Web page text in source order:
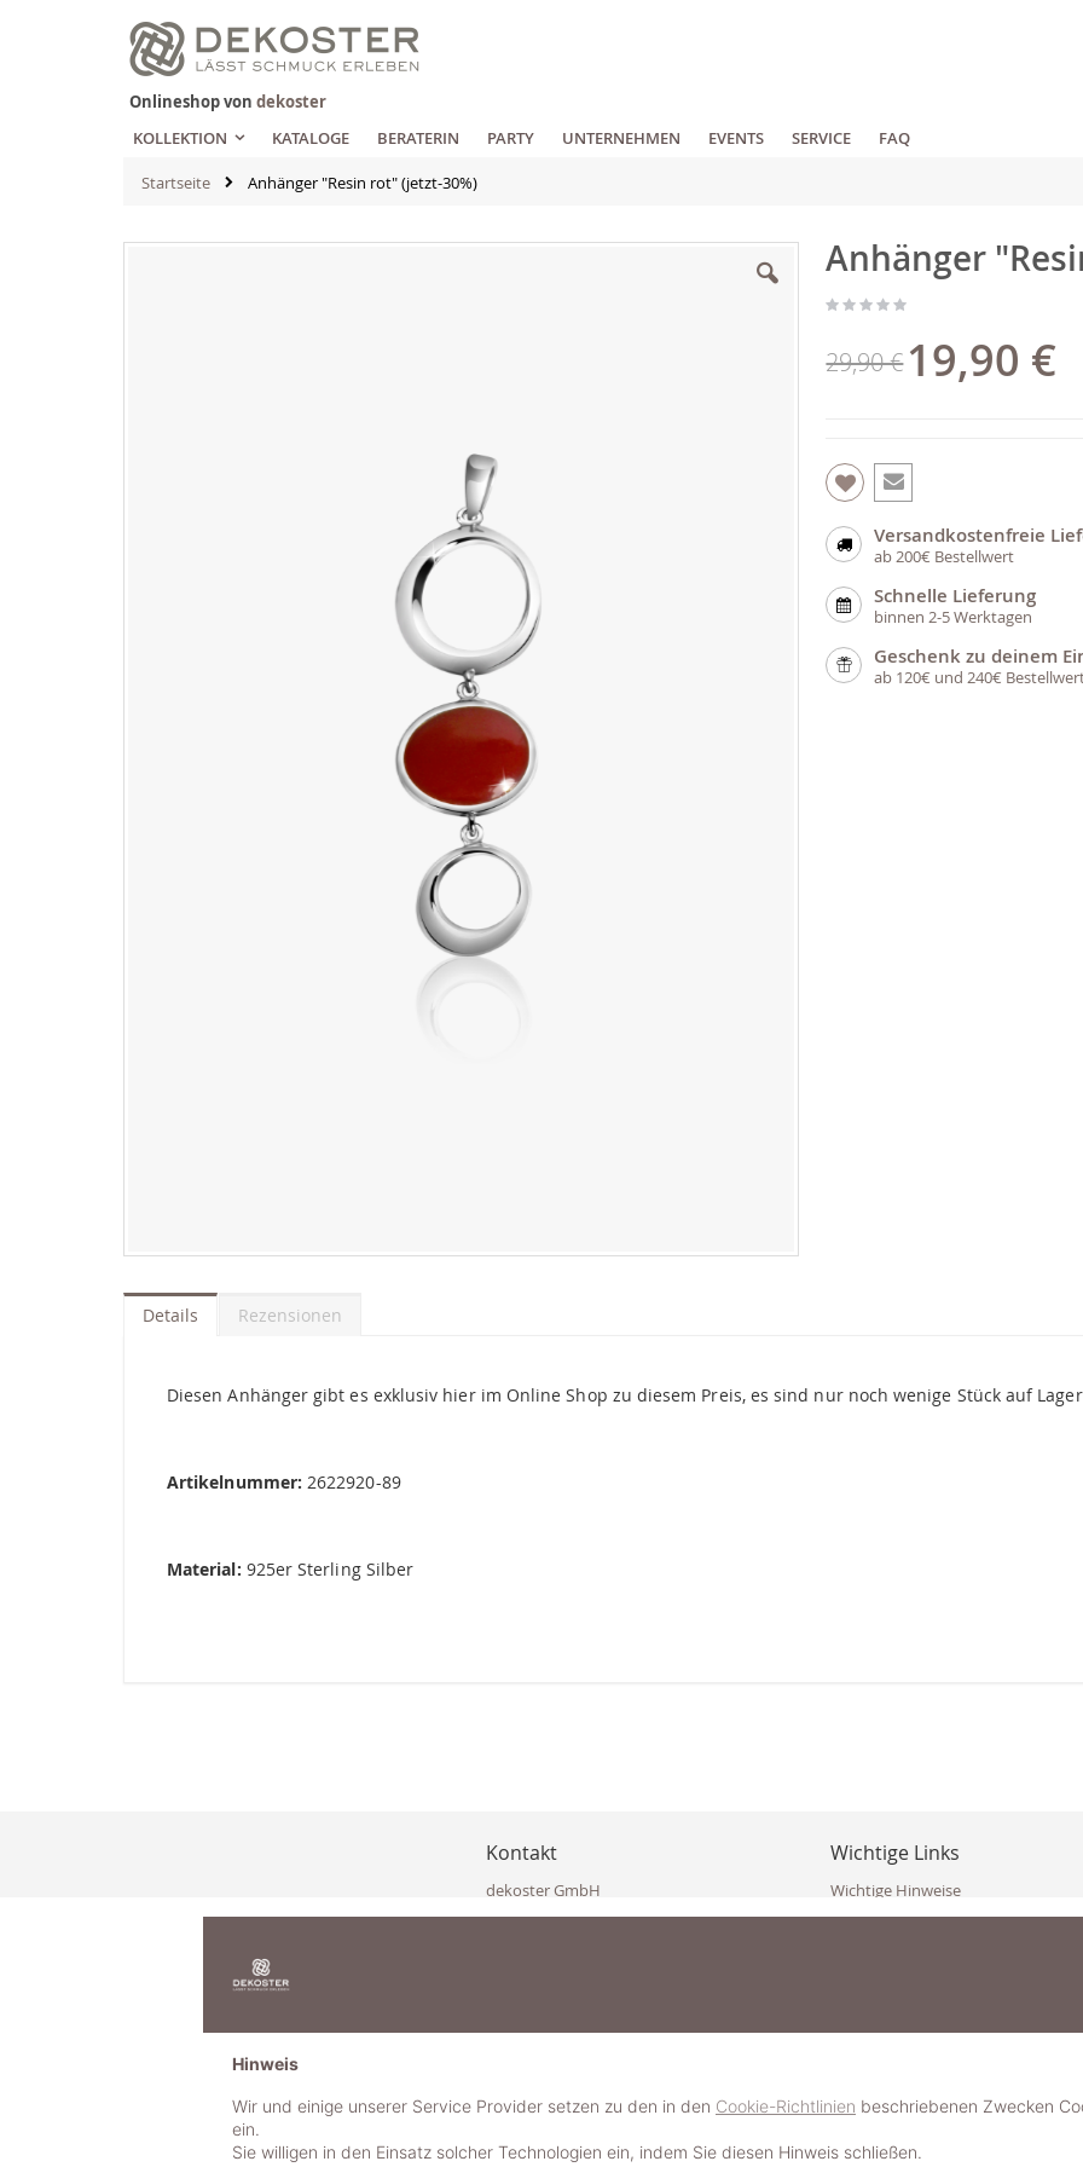
Zum
Inhalt
springen
Onlineshop von dekoster
KOLLEKTION
KATALOGE BERATERIN PARTY UNTERNEHMEN EVENTS SERVICE FAQ
Startseite Anhänger "Resin rot" (jetzt-30%)
Anfang
der
Anhänger
29,90 € Sonderpreis
19,90 €
Versandkostenfreie
ab 200€ Bestellwert
Schnelle Lieferung
binnen 2-5 Werktagen
Geschenk zu deinem
ab 120€ und 240€
Details
Diesen Anhänger gibt es exklusiv hier im Online Shop zu diesem Preis, es sind nur noch wenige Stück auf Lager
Artikelnummer: 2622920-89
Material: 925er Sterling Silber
Rezensionen
Kontakt
dekoster GmbH
Eisenkappler Str. 10
+43 677 623 47 410 (WhatsApp)
Wichtige Links
Wichtige Hinweise
Häufig gestellte Fragen (FAQ)
Schmuckerlebnis / Schmuckparty
Schmuck- & Styleguide werden
Hinweis
Wir und einige unserer Service Provider setzen zu den in den Cookie-Richtlinien beschriebenen Zwecken
ein.
Sie willigen in den Einsatz solcher Technologien ein, indem Sie diesen Hinweis schließen.